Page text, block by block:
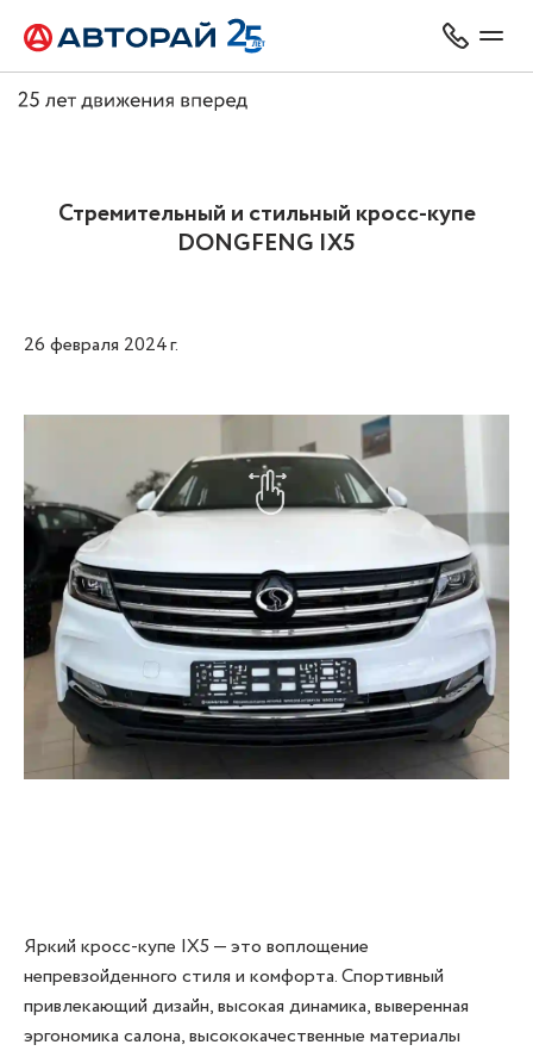
Стремительный и стильный кросс-купе
DONGFENG IX5
26 февраля 2024 г.
Яркий кросс-купе IX5 — это воплощение
непревзойденного стиля и комфорта. Спортивный
привлекающий дизайн, высокая динамика, выверенная
эргономика салона, высококачественные материалы